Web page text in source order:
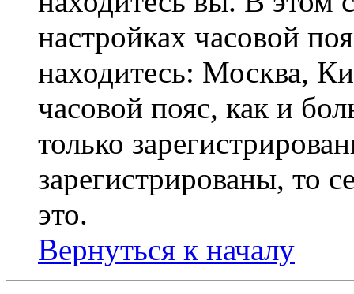
настройках часовой
находитесь: Москва,
часовой пояс, как и
только
зарегистрированы, то
это.
Вернуться к началу